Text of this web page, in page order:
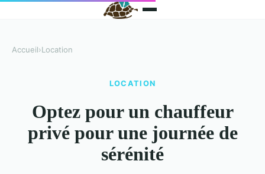
Accueil›Location
LOCATION
Optez pour un chauffeur
privé pour une journée de
sérénité